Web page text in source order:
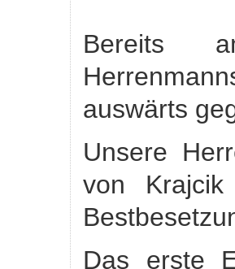
Bereits
auswärts
Unsere
von
Das erste